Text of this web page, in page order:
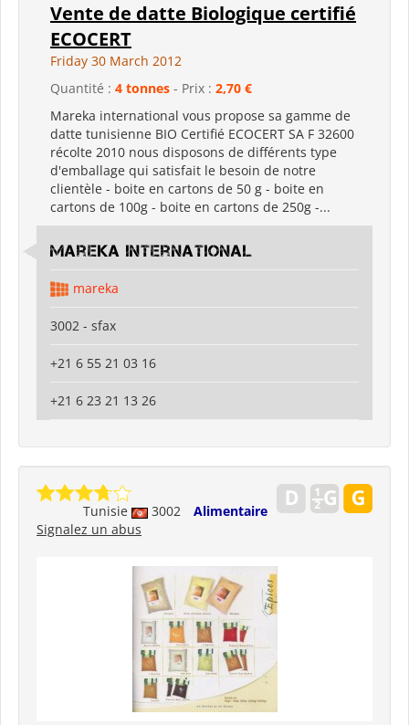
Vente de datte Biologique certifié
ECOCERT
Friday 30 March 2012
Quantité : 4 tonnes - Prix : 2,70 €
Mareka international vous propose sa gamme de
datte tunisienne BIO Certifié ECOCERT SA F 32600
récolte 2010 nous disposons de différents type
d'emballage qui satisfait le besoin de notre
clientèle - boite en cartons de 50 g - boite en
cartons de 100g - boite en cartons de 250g -...
Mareka international
mareka
3002 - sfax
+21 6 55 21 03 16
+21 6 23 21 13 26
Tunisie 3002
Alimentaire
Signalez un abus